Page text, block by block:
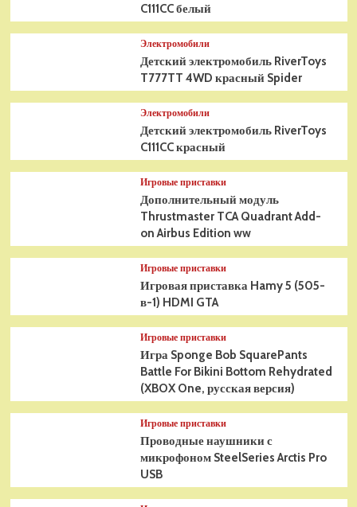
C111CC белый
Электромобили
Детский электромобиль RiverToys
T777TT 4WD красный Spider
Электромобили
Детский электромобиль RiverToys
C111CC красный
Игровые приставки
Дополнительный модуль
Thrustmaster TCA Quadrant Add-
on Airbus Edition ww
Игровые приставки
Игровая приставка Hamy 5 (505-
в-1) HDMI GTA
Игровые приставки
Игра Sponge Bob SquarePants
Battle For Bikini Bottom Rehydrated
(XBOX One, русская версия)
Игровые приставки
Проводные наушники с
микрофоном SteelSeries Arctis Pro
USB